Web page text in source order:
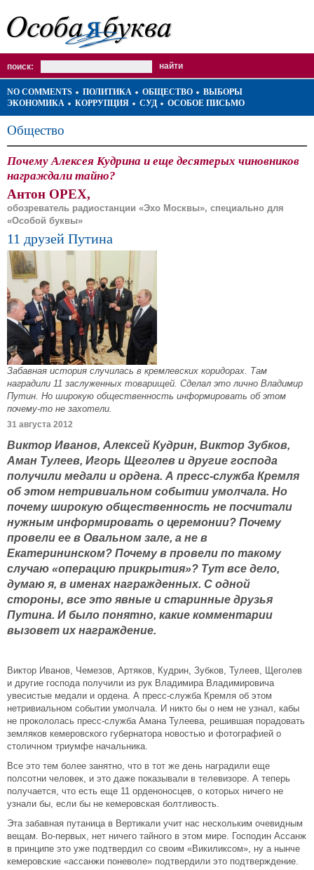
поиск:
NO COMMENTS ПОЛИТИКА ОБЩЕСТВО
ВЫБОРЫ
ЭКОНОМИКА
КОРРУПЦИЯ СУД ОСОБОЕ ПИСЬМО
Общество
Почему Алексея Кудрина и еще десятерых чиновников
награждали тайно?
Антон ОРЕХ,
обозреватель радиостанции «Эхо Москвы», специально для
«Особой буквы»
11 друзей Путина
Забавная история случилась в кремлевских коридорах. Там
наградили 11 заслуженных товарищей. Сделал это лично Владимир
Путин. Но широкую общественность информировать об этом
почему-то не захотели.
31 августа 2012
Виктор Иванов, Алексей Кудрин, Виктор Зубков,
Аман Тулеев, Игорь Щеголев и другие господа
получили медали и ордена. А пресс-служба Кремля
об этом нетривиальном событии умолчала. Но
почему широкую общественность не посчитали
нужным информировать о церемонии? Почему
провели ее в Овальном зале, а не в
Екатерининском? Почему в провели по такому
случаю «операцию прикрытия»? Тут все дело,
думаю я, в именах награжденных. С одной
стороны, все это явные и старинные друзья
Путина. И было понятно, какие комментарии
вызовет их награждение.
Виктор Иванов, Чемезов, Артяков, Кудрин, Зубков, Тулеев, Щеголев
и другие господа получили из рук Владимира Владимировича
увесистые медали и ордена. А пресс-служба Кремля об этом
нетривиальном событии умолчала. И никто бы о нем не узнал, кабы
не прокололась пресс-служба Амана Тулеева, решившая порадовать
земляков кемеровского губернатора новостью и фотографией о
столичном триумфе начальника.
Все это тем более занятно, что в тот же день наградили еще
полсотни человек, и это даже показывали в телевизоре. А теперь
получается, что есть еще 11 орденоносцев, о которых ничего не
узнали бы, если бы не кемеровская болтливость.
Эта забавная путаница в Вертикали учит нас нескольким очевидным
вещам. Во-первых, нет ничего тайного в этом мире. Господин Ассанж
в принципе это уже подтвердил со своим «Викиликсом», ну а нынче
кемеровские «ассанжи поневоле» подтвердили это подтверждение.